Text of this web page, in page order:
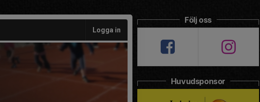
Logga in
Följ oss
Huvudsponsor